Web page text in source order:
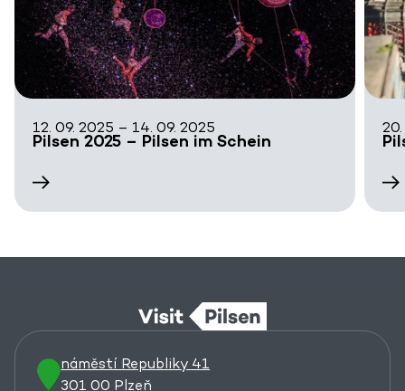
12. 09. 2025 – 14. 09. 2025
Pilsen 2025 – Pilsen im Schein
náměstí Republiky 41
301 00 Plzeň